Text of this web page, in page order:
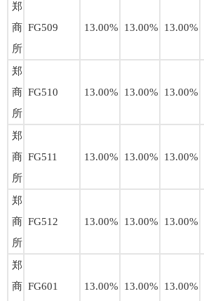
郑
商
所
FG509 13.00% 13.00% 13.00%
郑
商
所
FG510 13.00% 13.00% 13.00%
郑
商
所
FG511 13.00% 13.00% 13.00%
郑
商
所
FG512 13.00% 13.00% 13.00%
郑
商 FG601 13.00% 13.00% 13.00%